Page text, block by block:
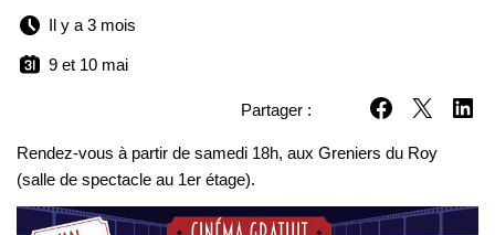
gratuites
fois
par
Mairie.
aux
favoris.
Il y a 3 mois
9 et 10 mai
Partager : Partager sur
Partager
Rendez-vous à partir de samedi 18h, aux Greniers du Roy
(salle de spectacle au 1er étage).